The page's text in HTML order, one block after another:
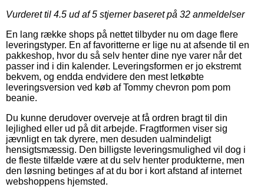
Vurderet til 4.5 ud af 5 stjerner baseret på 32 anmeldelser
En lang række shops på nettet tilbyder nu om dage flere
leveringstyper. En af favoritterne er lige nu at afsende til en
pakkeshop, hvor du så selv henter dine nye varer når det
passer ind i din kalender. Leveringsformen er jo ekstremt
bekvem, og endda endvidere den mest letkøbte
leveringsversion ved køb af Tommy chevron pom pom
beanie.
Du kunne derudover overveje at få ordren bragt til din
lejlighed eller ud på dit arbejde. Fragtformen viser sig
jævnligt en tak dyrere, men desuden ualmindeligt
hensigtsmæssig. Den billigste leveringsmulighed vil dog i
de fleste tilfælde være at du selv henter produkterne, men
den løsning betinges af at du bor i kort afstand af internet
webshoppens hjemsted.